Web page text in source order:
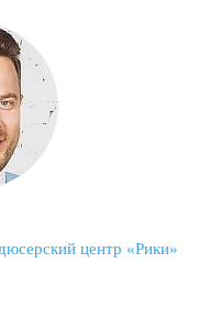
центр «Рики»